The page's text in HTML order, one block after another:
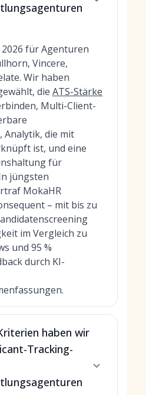
für Agenturen
Vincere,
Wir haben
die ATS-Stärke
Multi-Client-
die mit
ist, und eine
für
jüngsten
MokaHR
– mit bis zu
im Vergleich zu
und 95 %
durch KI-
haben wir
Tracking-